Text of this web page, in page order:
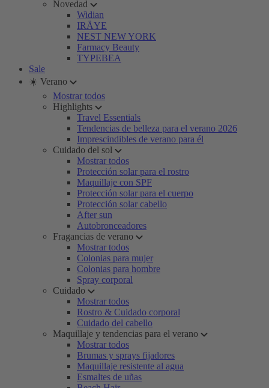
Novedad
Widian
IRÄYE
NEST NEW YORK
Farmacy Beauty
TYPEBEA
Sale
☀️ Verano
Mostrar todos
Highlights
Travel Essentials
Tendencias de belleza para el verano 2026
Imprescindibles de verano para él
Cuidado del sol
Mostrar todos
Protección solar para el rostro
Maquillaje con SPF
Protección solar para el cuerpo
Protección solar cabello
After sun
Autobronceadores
Fragancias de verano
Mostrar todos
Colonias para mujer
Colonias para hombre
Spray corporal
Cuidado
Mostrar todos
Rostro & Cuidado corporal
Cuidado del cabello
Maquillaje y tendencias para el verano
Mostrar todos
Brumas y sprays fijadores
Maquillaje resistente al agua
Esmaltes de uñas